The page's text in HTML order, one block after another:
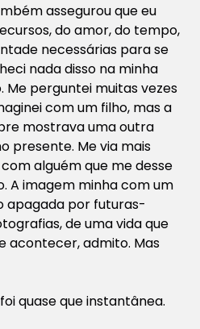
assegurou que eu
do amor, do tempo,
necessárias para se
nada disso na minha
Me perguntei muitas vezes
com um filho, mas a
mostrava uma outra
presente. Me via mais
alguém que me desse
A imagem minha com um
apagada por futuras-
de uma vida que
acontecer, admito. Mas
quase que instantânea.